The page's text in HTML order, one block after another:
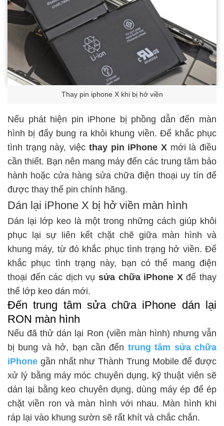
Thay pin iphone X khi bị hở viền
Nếu phát hiện pin iPhone bị phồng dẫn đến màn
hình bị đẩy bung ra khỏi khung viền. Để khắc phục
tình trạng này, việc thay pin iPhone X mới là điều
cần thiết. Bạn nên mang máy đến các trung tâm bảo
hành hoặc cửa hàng sửa chữa điện thoại uy tín để
được thay thế pin chính hãng.
Dán lại iPhone X bị hở viền màn hình
Dán lại lớp keo là một trong những cách giúp khôi
phục lại sự liên kết chặt chẽ giữa màn hình và
khung máy, từ đó khắc phục tình trạng hở viền. Để
khắc phục tình trạng này, bạn có thể mang điện
thoại đến các dịch vụ sửa chữa iPhone X để thay
thế lớp keo dán mới.
Đến trung tâm sửa chữa iPhone dán lại
RON màn hình
Nếu đã thử dán lại Ron (viền màn hình) nhưng vẫn
bị bung và hở, bạn cần đến trung tâm sửa chữa
iPhone gần nhất như Thành Trung Mobile để được
xử lý bằng máy móc chuyên dụng, kỹ thuật viên sẽ
dán lại bằng keo chuyên dụng, dùng máy ép để ép
chặt viền ron và màn hình với nhau. Màn hình khi
ráp lại vào khung sườn sẽ rất khít và chắc chắn.